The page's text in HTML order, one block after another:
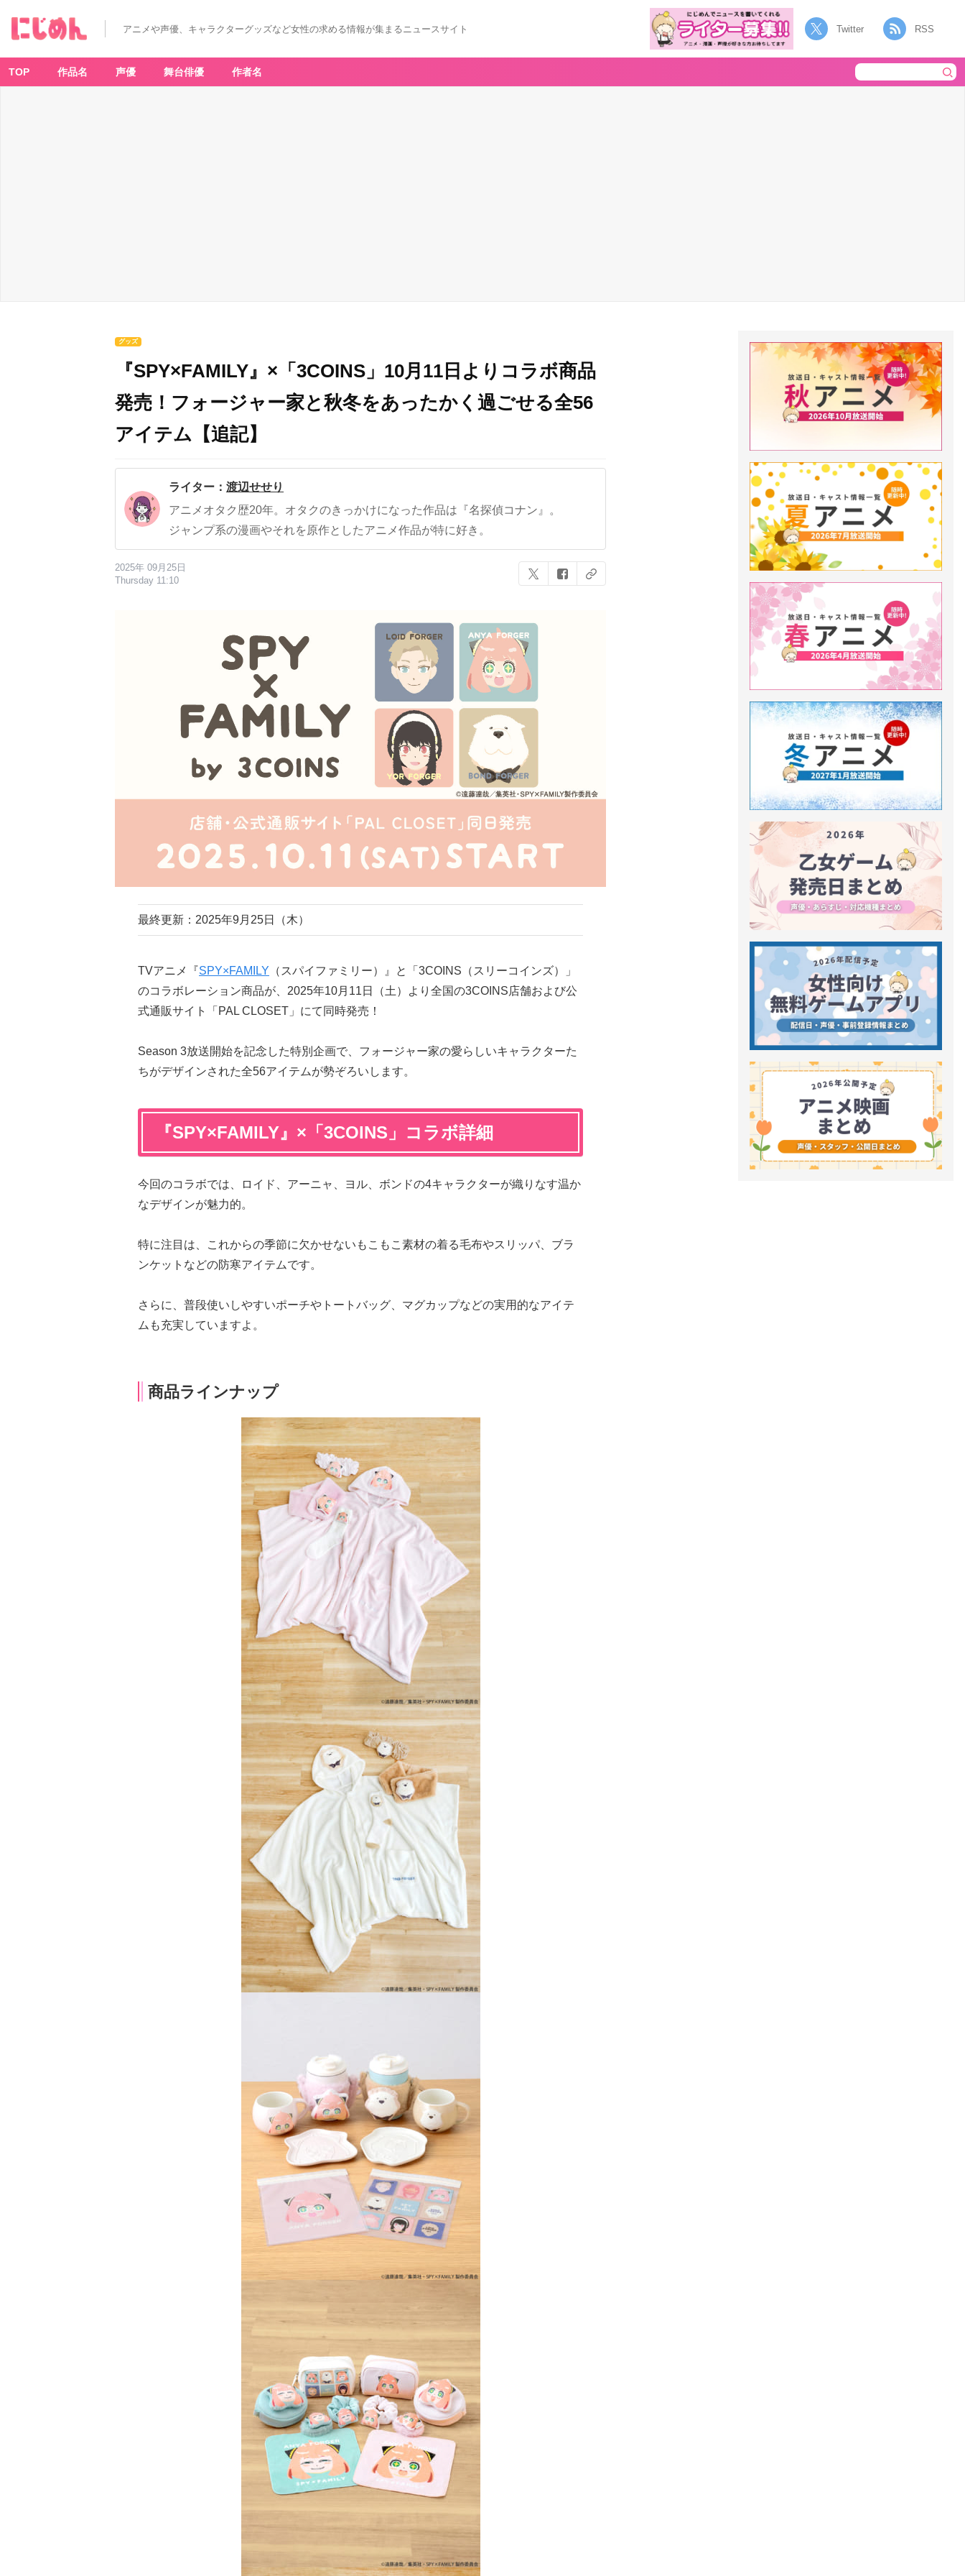
アニメや声優、キャラクターグッズなど女性の求める情報が集まるニュースサイト Twitter RSS
TOP 作品名 声優 舞台俳優 作者名
グッズ
『SPY×FAMILY』×「3COINS」10月11日よりコラボ商品
発売！フォージャー家と秋冬をあったかく過ごせる全56
アイテム【追記】
ライター： 渡辺せせり
アニメオタク歴20年。オタクのきっかけになった作品は『名探偵コナン』。
ジャンプ系の漫画やそれを原作としたアニメ作品が特に好き。
2025年 09月25日
Thursday 11:10
最終更新：2025年9月25日（木）
TVアニメ『SPY×FAMILY （スパイファミリー）』と「3COINS（スリーコインズ）」
のコラボレーション商品が、2025年10月11日（土）より全国の3COINS店舗および公
式通販サイト「PAL CLOSET」にて同時発売！
Season 3放送開始を記念した特別企画で、フォージャー家の愛らしいキャラクターた
ちがデザインされた全56アイテムが勢ぞろいします。
『SPY×FAMILY』×「3COINS」コラボ詳細
今回のコラボでは、ロイド、アーニャ、ヨル、ボンドの4キャラクターが織りなす温か
なデザインが魅力的。
特に注目は、これからの季節に欠かせないもこもこ素材の着る毛布やスリッパ、ブラ
ンケットなどの防寒アイテムです。
さらに、普段使いしやすいポーチやトートバッグ、マグカップなどの実用的なアイテ
ムも充実していますよ。
商品ラインナップ